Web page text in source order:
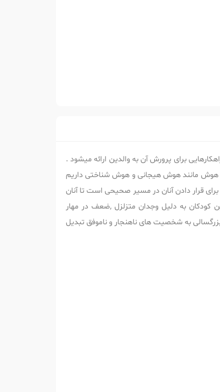
برای پرورش آن به والدین ارائه میشود .
هوش مانند هوش هیجانی و هوش شناختی داریم
قرار دادن آنان در مسیر صحیحی است تا آنان
کودکان به دلیل وجدان متزلزل ,ضعف در مهار
به شخصیت های ناهنجار و ناموفق تبدیل